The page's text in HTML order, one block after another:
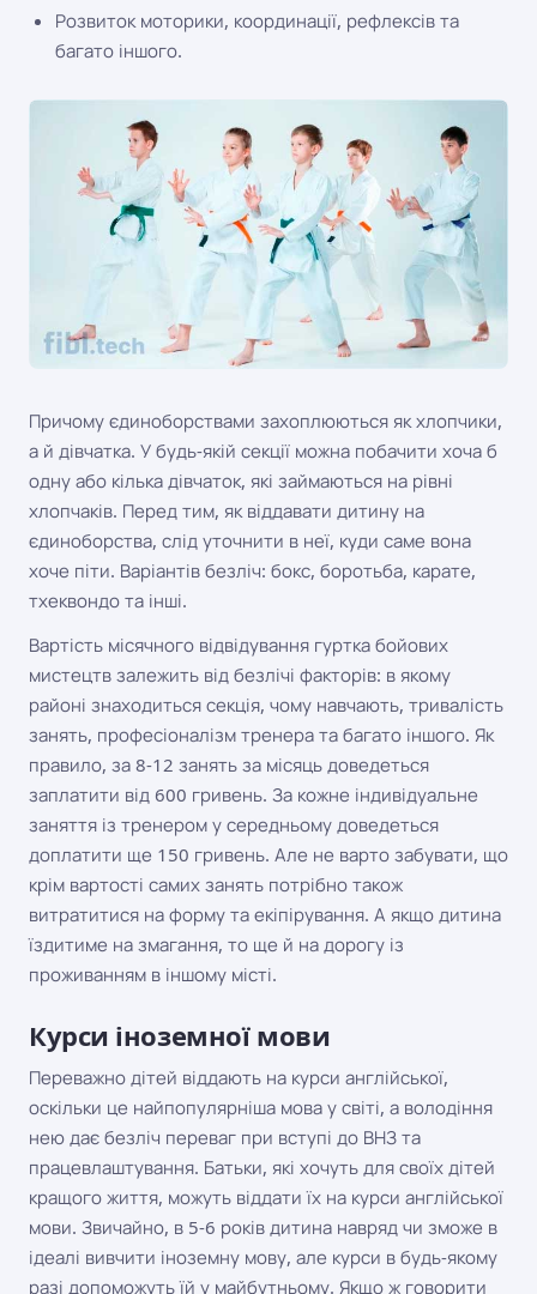
Розвиток моторики, координації, рефлексів та
багато іншого.
Причому єдиноборствами захоплюються як хлопчики,
а й дівчатка. У будь-якій секції можна побачити хоча б
одну або кілька дівчаток, які займаються на рівні
хлопчаків. Перед тим, як віддавати дитину на
єдиноборства, слід уточнити в неї, куди саме вона
хоче піти. Варіантів безліч: бокс, боротьба, карате,
тхеквондо та інші.
Вартість місячного відвідування гуртка бойових
мистецтв залежить від безлічі факторів: в якому
районі знаходиться секція, чому навчають, тривалість
занять, професіоналізм тренера та багато іншого. Як
правило, за 8-12 занять за місяць доведеться
заплатити від 600 гривень. За кожне індивідуальне
заняття із тренером у середньому доведеться
доплатити ще 150 гривень. Але не варто забувати, що
крім вартості самих занять потрібно також
витратитися на форму та екіпірування. А якщо дитина
їздитиме на змагання, то ще й на дорогу із
проживанням в іншому місті.
Курси іноземної мови
Переважно дітей віддають на курси англійської,
оскільки це найпопулярніша мова у світі, а володіння
нею дає безліч переваг при вступі до ВНЗ та
працевлаштування. Батьки, які хочуть для своїх дітей
кращого життя, можуть віддати їх на курси англійської
мови. Звичайно, в 5-6 років дитина навряд чи зможе в
ідеалі вивчити іноземну мову, але курси в будь-якому
разі допоможуть їй у майбутньому. Якщо ж говорити